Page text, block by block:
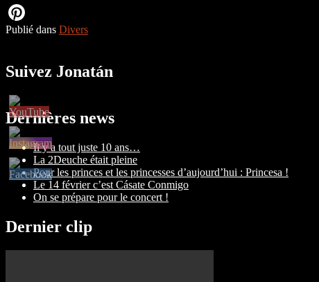
Snapchat
Pinterest
Publié dans Divers
Suivez Jonatán
Dernières news
Il y a tout juste 10 ans…
La 2Deuche était pleine
Pour les princes et les princesses d’aujourd’hui : Princesa !
Le 14 février c’est Cásate Conmigo
On se prépare pour le concert !
Dernier clip